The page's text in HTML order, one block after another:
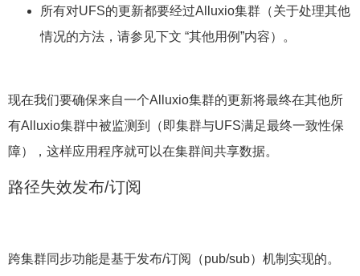
所有对UFS的更新都要经过Alluxio集群（关于处理其他
情况的方法，请参见下文 “其他用例”内容）
。
现在我们要确保来自一个Alluxio集群的更新将最终在其他所
有Alluxio集群中被监测到（即集群与UFS满足最终一致性保
障），这样应用程序就可以在集群间共享数据。
路径失效发布/订阅
跨集群同步功能是基于发布/订阅（pub/sub）机制实现的。